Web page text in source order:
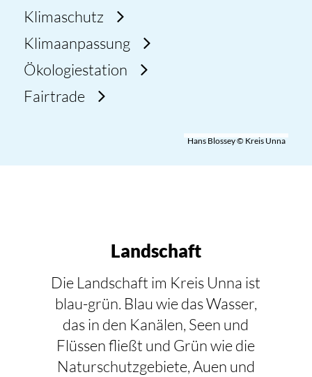
Klimaschutz
Klimaanpassung
Ökologiestation
Fairtrade
Hans Blossey © Kreis Unna
Landschaft
Die Landschaft im Kreis Unna ist
blau-grün. Blau wie das Wasser,
das in den Kanälen, Seen und
Flüssen fließt und Grün wie die
Naturschutzgebiete, Auen und